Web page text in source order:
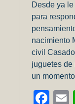
Desde ya
para
nacimiento
civil
juguetes de
un